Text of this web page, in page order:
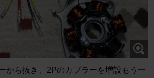
から抜き、2Pのカプラーを増設もう一